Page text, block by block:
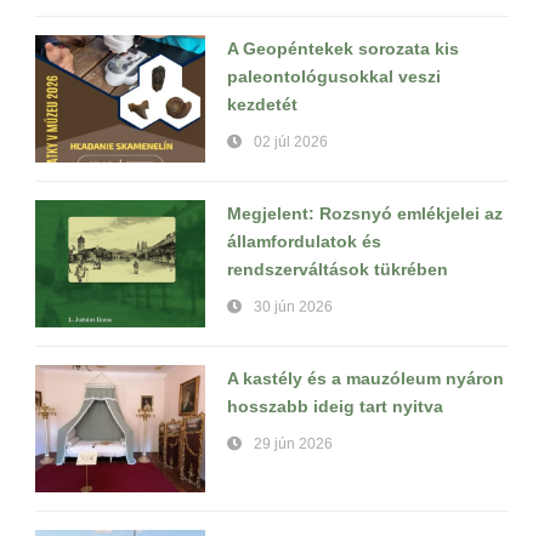
A Geopéntekek sorozata kis
paleontológusokkal veszi
kezdetét
02 júl 2026
Megjelent: Rozsnyó emlékjelei az
államfordulatok és
rendszerváltások tükrében
30 jún 2026
A kastély és a mauzóleum nyáron
hosszabb ideig tart nyitva
29 jún 2026